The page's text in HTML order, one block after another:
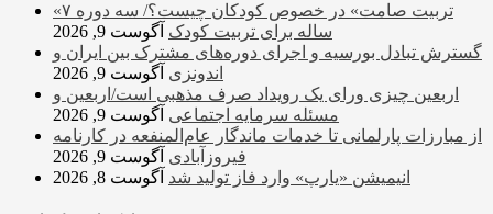
«تربیت صامت» در خصوص کودکان چیست؟/ سه دوره ۷
ساله برای تربیت کودک آگوست 9, 2026
گسترش تبادل بورسیه و اجرای دوره‌های مشترک بین ایران و
اندونزی آگوست 9, 2026
اربعین چیزی ورای یک رویداد صرف مذهبی است/اربعین و
مسئله سرمایه اجتماعی آگوست 9, 2026
از مبارزات پارلمانی تا خدمات ماندگار عام‌المنفعه در کارنامه
فیروزآبادی آگوست 9, 2026
انیمیشن «یارپ» وارد فاز تولید شد آگوست 8, 2026